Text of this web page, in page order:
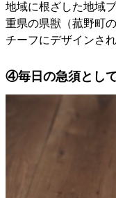
地域に根ざした地域
重県の県獣（菰野町
チーフにデザインされ
④毎日の急須とし